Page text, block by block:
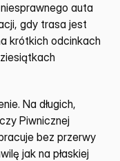
auta
gdy trasa jest
krótkich odcinkach
Na długich,
Piwnicznej
bez przerwy
jak na płaskiej